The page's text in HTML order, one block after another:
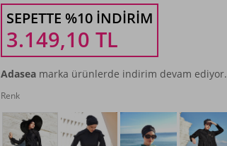
SEPETTE %10 İNDIRIM
3.149,10 TL
Adaseamarka ürünlerde indirim devam ediyor.
Renk